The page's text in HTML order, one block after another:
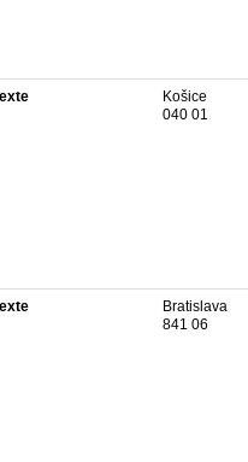
Košice
040 01
Bratislava
841 06